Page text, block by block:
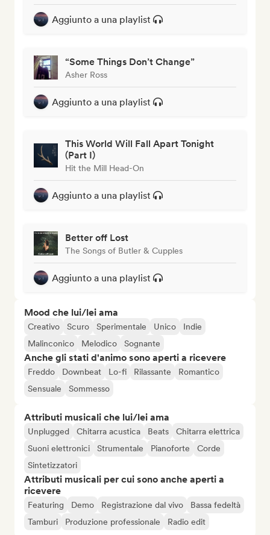
Aggiunto a una playlist
“Some Things Don’t Change”
Asher Ross
Aggiunto a una playlist
This World Will Fall Apart Tonight
(Part I)
Hit the Mill Head-On
Aggiunto a una playlist
Better off Lost
The Songs of Butler & Cupples
Aggiunto a una playlist
Mood che lui/lei ama
Creativo Scuro Sperimentale Unico
Indie
Malinconico
Melodico Sognante
Anche gli stati d'animo sono aperti a ricevere
Freddo Downbeat Lo-fi Rilassante
Romantico
Sensuale
Sommesso
Attributi musicali che lui/lei ama
Unplugged Chitarra acustica Beats
Chitarra elettrica
Suoni elettronici
Strumentale Pianoforte
Corde
Sintetizzatori
Attributi musicali per cui sono anche aperti a
ricevere
Featuring Demo Registrazione dal vivo
Bassa fedeltà
Tamburi
Produzione professionale Radio edit